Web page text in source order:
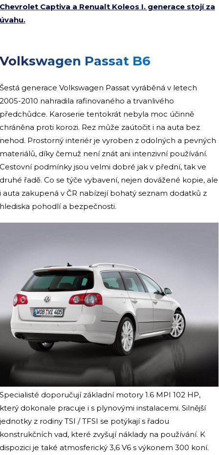
Captiva a Renualt Koleos I. generace stojí za
Passat B6
generace Volkswagen Passat vyráběná v letech
2010 nahradila rafinovaného a trvanlivého
Karoserie tentokrát nebyla moc účinně
proti korozi. Rez může zaútočit i na auta bez
Prostorný interiér je vyroben z odolných a pevných
díky čemuž není znát ani intenzivní používání.
podmínky jsou velmi dobré jak v přední, tak ve
řadě. Co se týče vybavení, nejen dovážené kopie, ale
auta zakupená v ČR nabízejí bohatý seznam dodatků z
pohodlí a bezpečnosti.
doporučují základní motory 1.6 MPI 102 HP,
dokonale pracuje i s plynovými instalacemi. Silnější
z rodiny TSI / TFSI se potýkají s řadou
vad, které zvyšují náklady na používání. K
je také atmosferický 3,6 V6 s výkonem 300 koní.